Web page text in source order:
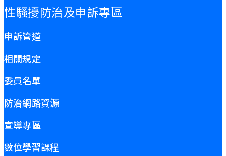
性騷擾防治及申訴專區
申訴管道
相關規定
委員名單
防治網路資源
宣導專區
數位學習課程